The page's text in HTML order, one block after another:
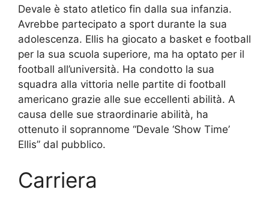
Devale è stato atletico fin dalla sua infanzia.
Avrebbe partecipato a sport durante la sua
adolescenza. Ellis ha giocato a basket e football
per la sua scuola superiore, ma ha optato per il
football all’università. Ha condotto la sua
squadra alla vittoria nelle partite di football
americano grazie alle sue eccellenti abilità. A
causa delle sue straordinarie abilità, ha
ottenuto il soprannome “Devale ‘Show Time’
Ellis” dal pubblico.
Carriera